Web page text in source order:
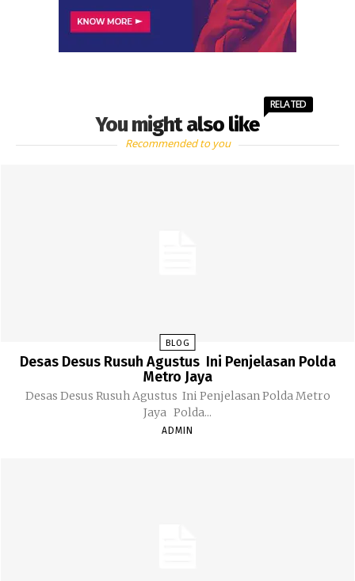
You might also like
RELATED
Recommended to you
BLOG
Desas Desus Rusuh Agustus Ini Penjelasan Polda
Metro Jaya
Desas Desus Rusuh Agustus Ini Penjelasan Polda Metro
Jaya Polda...
ADMIN